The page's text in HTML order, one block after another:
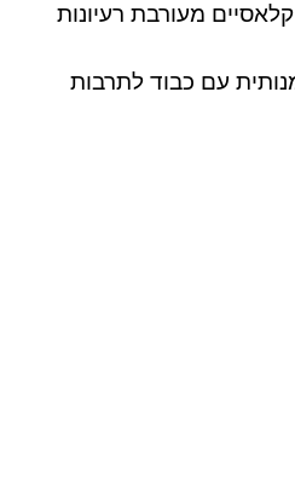
מעורבת רעיונות
עם כבוד לתרבות